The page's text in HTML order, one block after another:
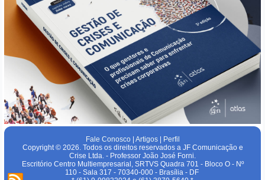
Fale Conosco| Artigos|
Perfil
Copyright © 2026. Todos os direitos reservados a JF Comunicação e
Crise Ltda. - Professor João José Forni.
Escritório Centro Multiempresarial, SRTVS Quadra 701 - Bloco O - Nº
110 - Sala 317 - 70340-000 - Brasília - DF